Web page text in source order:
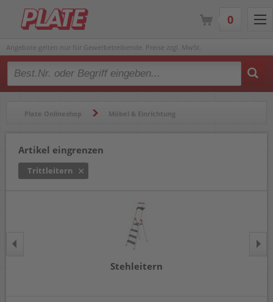
Angebote gelten nur für Gewerbetreibende. Preise zzgl. MwSt.
Type 2 or more characters for results.
Plate Onlineshop Möbel & Einrichtung
Artikel eingrenzen
Trittleitern
Stehleitern
0